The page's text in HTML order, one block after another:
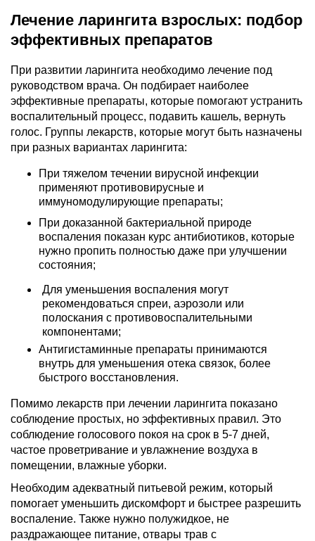
Лечение ларингита взрослых: подбор
эффективных препаратов
При развитии ларингита необходимо лечение под
руководством врача. Он подбирает наиболее
эффективные препараты, которые помогают устранить
воспалительный процесс, подавить кашель, вернуть
голос. Группы лекарств, которые могут быть назначены
при разных вариантах ларингита:
При тяжелом течении вирусной инфекции
применяют противовирусные и
иммуномодулирующие препараты;
При доказанной бактериальной природе
воспаления показан курс антибиотиков, которые
нужно пропить полностью даже при улучшении
состояния;
Для уменьшения воспаления могут
рекомендоваться спреи, аэрозоли или
полоскания с противовоспалительными
компонентами;
Антигистаминные препараты принимаются
внутрь для уменьшения отека связок, более
быстрого восстановления.
Помимо лекарств при лечении ларингита показано
соблюдение простых, но эффективных правил. Это
соблюдение голосового покоя на срок в 5-7 дней,
частое проветривание и увлажнение воздуха в
помещении, влажные уборки.
Необходим адекватный питьевой режим, который
помогает уменьшить дискомфорт и быстрее разрешить
воспаление. Также нужно полужидкое, не
раздражающее питание, отвары трав с